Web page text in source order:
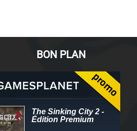
BON PLAN